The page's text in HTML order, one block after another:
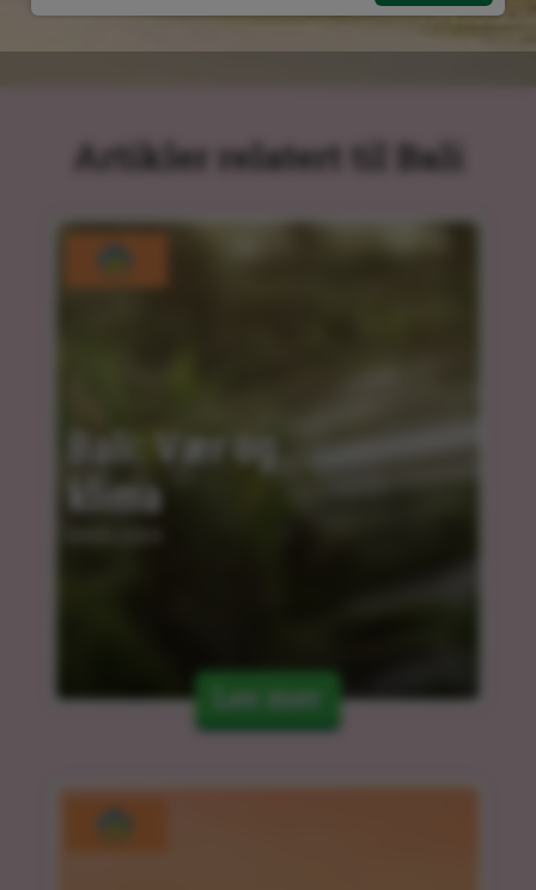
Artikler relatert til Bali
Bali: Vær og
klima
Les mer